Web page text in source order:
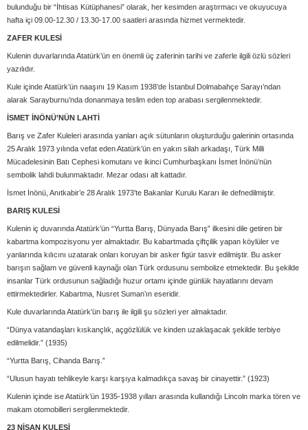
bulunduğu bir “İhtisas Kütüphanesi” olarak, her kesimden araştırmacı ve okuyucuya
hafta içi 09.00-12.30 / 13.30-17.00 saatleri arasında hizmet vermektedir.
ZAFER KULESİ
Kulenin duvarlarında Atatürk’ün en önemli üç zaferinin tarihi ve zaferle ilgili özlü sözleri
yazılıdır.
Kule içinde Atatürk’ün naaşını 19 Kasım 1938’de İstanbul Dolmabahçe Sarayı’ndan
alarak Sarayburnu’nda donanmaya teslim eden top arabası sergilenmektedir.
İSMET İNÖNÜ’NÜN LAHTİ
Barış ve Zafer Kuleleri arasında yanları açık sütunların oluşturduğu galerinin ortasında
25 Aralık 1973 yılında vefat eden Atatürk’ün en yakın silah arkadaşı, Türk Milli
Mücadelesinin Batı Cephesi komutanı ve ikinci Cumhurbaşkanı İsmet İnönü’nün
sembolik lahdi bulunmaktadır. Mezar odası alt kattadır.
İsmet İnönü, Anıtkabir’e 28 Aralık 1973’te Bakanlar Kurulu Kararı ile defnedilmiştir.
BARIŞ KULESİ
Kulenin iç duvarında Atatürk’ün “Yurtta Barış, Dünyada Barış” ilkesini dile getiren bir
kabartma kompozisyonu yer almaktadır. Bu kabartmada çiftçilik yapan köylüler ve
yanlarında kılıcını uzatarak onları koruyan bir asker figür tasvir edilmiştir. Bu asker
barışın sağlam ve güvenli kaynağı olan Türk ordusunu sembolize etmektedir. Bu şekilde
insanlar Türk ordusunun sağladığı huzur ortamı içinde günlük hayatlarını devam
ettirmektedirler. Kabartma, Nusret Suman’ın eseridir.
Kule duvarlarında Atatürk’ün barış ile ilgili şu sözleri yer almaktadır.
“Dünya vatandaşları kıskançlık, açgözlülük ve kinden uzaklaşacak şekilde terbiye
edilmelidir.” (1935)
“Yurtta Barış, Cihanda Barış.”
“Ulusun hayatı tehlikeyle karşı karşıya kalmadıkça savaş bir cinayettir.” (1923)
Kulenin içinde ise Atatürk’ün 1935-1938 yılları arasında kullandığı Lincoln marka tören ve
makam otomobilleri sergilenmektedir.
23 NİSAN KULESİ